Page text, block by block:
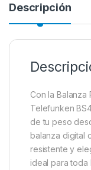
Descripción
Con la Balanza
Telefunken
de tu peso
balanza digital
resistente y
ideal para toda